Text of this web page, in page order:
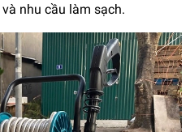
nhu cầu làm sạch.